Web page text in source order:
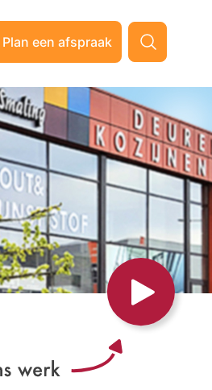
Plan een afspraak